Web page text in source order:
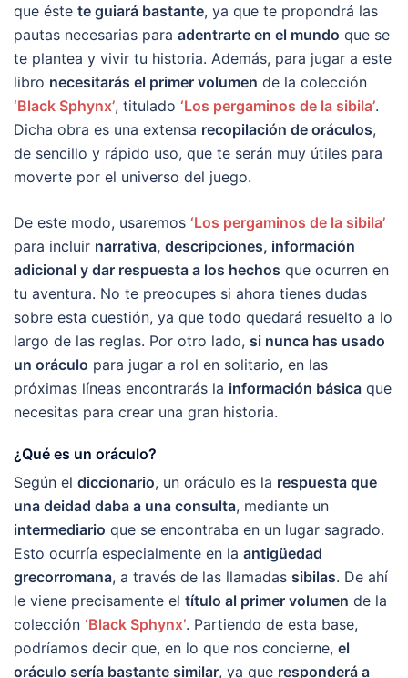
que éste te guiará bastante, ya que te propondrá las
pautas necesarias para adentrarte en el mundo que se
te plantea y vivir tu historia. Además, para jugar a este
libro necesitarás el primer volumen de la colección
‘Black Sphynx’, titulado ‘Los pergaminos de la sibila’.
Dicha obra es una extensa recopilación de oráculos,
de sencillo y rápido uso, que te serán muy útiles para
moverte por el universo del juego.
De este modo, usaremos ‘Los pergaminos de la sibila’
para incluir narrativa, descripciones, información
adicional y dar respuesta a los hechos que ocurren en
tu aventura. No te preocupes si ahora tienes dudas
sobre esta cuestión, ya que todo quedará resuelto a lo
largo de las reglas. Por otro lado, si nunca has usado
un oráculo para jugar a rol en solitario, en las
próximas líneas encontrarás la información básica que
necesitas para crear una gran historia.
¿Qué es un oráculo?
Según el diccionario, un oráculo es la respuesta que
una deidad daba a una consulta, mediante un
intermediario que se encontraba en un lugar sagrado.
Esto ocurría especialmente en la antigüedad
grecorromana, a través de las llamadas sibilas. De ahí
le viene precisamente el título al primer volumen de la
colección ‘Black Sphynx’. Partiendo de esta base,
podríamos decir que, en lo que nos concierne, el
oráculo sería bastante similar, ya que responderá a